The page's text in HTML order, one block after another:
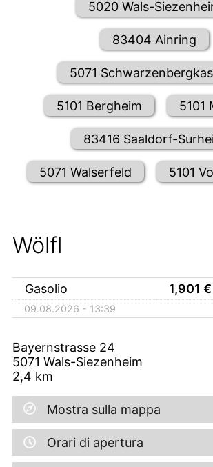
5020 Wals-
83404 Ainring
5071
5101 Bergheim 5101
83416 Saaldorf-
5071 Walserfeld 5101
Wölfl
Gasolio 1,901 €
09.08.2026 - 13:39
Bayernstrasse 24
5071 Wals-Siezenheim
2,4 km
Mostra sulla mappa
Orari di apertura